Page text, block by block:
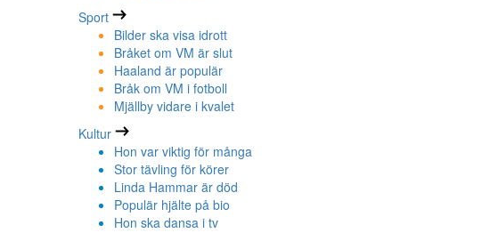
Sport
Bilder ska visa idrott
Bråket om VM är slut
Haaland är populär
Bråk om VM i fotboll
Mjällby vidare i kvalet
Kultur
Hon var viktig för många
Stor tävling för körer
Linda Hammar är död
Populär hjälte på bio
Hon ska dansa i tv